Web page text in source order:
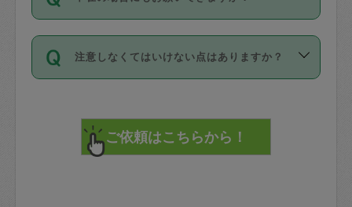
参考
【詳細】タスカジさんの登録に際
写真を撮り、
詳細FAQ：
損害賠償保険について教えて
共通）
72時間を超える※と、以下のキャンセル
料が発生します。
直前キャンセル料：
72時間前〜24時間前＝依頼料金の50%
とによって、気に入ったタスカジさんを
まず、条件の合う気になるタスカジさ
みてください。
その後、一番気に入ったタスカジさんに
不在の場合の作業はタスカジさんの同意
が必要です。数回の依頼ののち、タスカ
ジさんと依頼者の間で十分な信頼関係が
てください。
不在時に部屋に入るためにタスカジさん
注意しなくてはいけない点はありますか？
で、必ず鍵のかかるロッカーや金庫に入
れて依頼者の責任の元管理するよう心掛
けてください。